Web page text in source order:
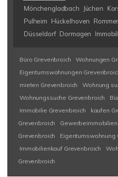
Mönchengladbach
Jüchen
Pulheim
Hückelhoven
Düsseldorf Dormagen
Büro Grevenbroich
Wohnungen
Eigentumswohnungen
mieten Grevenbroich
Wohnung
Wohnungssuche Grevenbroich
Immobilie Grevenbroich
kaufen
Grevenbroich
Grevenbroich
Eigentumswohnung
Immobilienkauf Grevenbroich
Grevenbroich